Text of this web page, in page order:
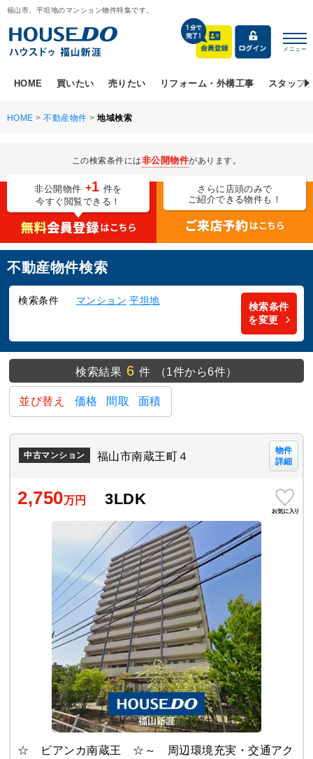
福山市、平坦地のマンション物件特集です。
メニュー
HOME 買いたい 売りたい リフォーム・外構工事 スタッフ
HOME >不動産物件 >地域検索
この検索条件には非公開物件があります。
非公開物件 +1 件を
今すぐ閲覧できる！
さらに店頭のみで
ご紹介できる物件も！
不動産物件検索
検索条件 マンション 平坦地
検索条件
を変更
検索結果 6 件 （1件から6件）
並び替え 価格 間取 面積
中古マンション 福山市南蔵王町４
物件
詳細
2,750万円 3LDK
☆ ビアンカ南蔵王 ☆～ 周辺環境充実・交通アク